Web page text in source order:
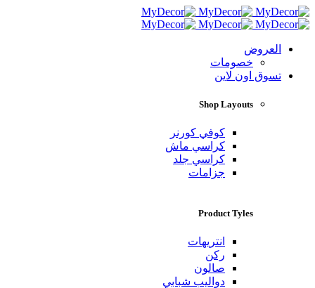
العروض
خصومات
تسوق اون لاين
Shop Layouts
كوفي كورنر
كراسي ماش
كراسي جلد
جزامات
Product Tyles
انتريهات
ركن
صالون
دواليب شبابي